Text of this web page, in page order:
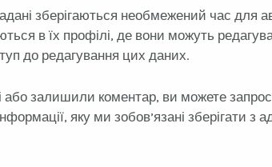
зберігаються необмежений час для
в їх профілі, де вони можуть
до редагування цих даних.
або залишили коментар, ви можете
яку ми зобов’язані зберігати з